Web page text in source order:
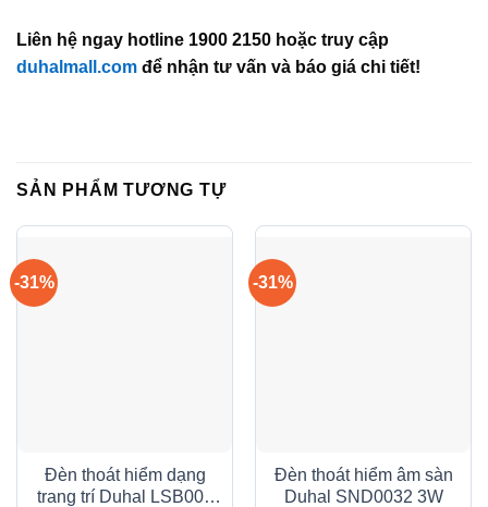
Liên hệ ngay hotline 1900 2150 hoặc truy cập
duhalmall.com để nhận tư vấn và báo giá chi tiết!
SẢN PHẨM TƯƠNG TỰ
-31%
Đèn thoát hiểm dạng
trang trí Duhal LSB002
-31%
Đèn thoát hiểm âm sàn
Duhal SND0032 3W